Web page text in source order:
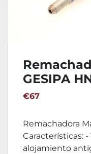
GESIPA
€67
Remachadora
Características:
alojamiento